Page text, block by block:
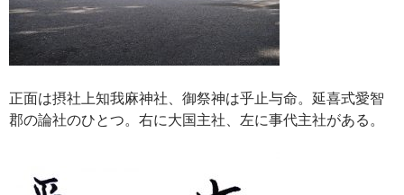
正面は摂社上知我麻神社、御祭神は乎止与命。延喜式愛智
郡の論社のひとつ。右に大国主社、左に事代主社がある。